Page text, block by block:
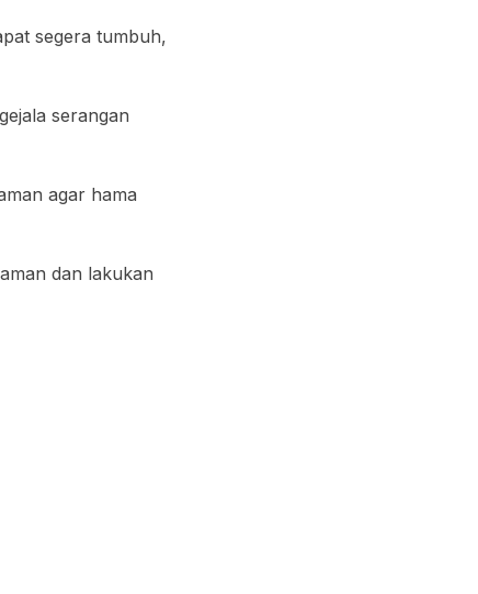
segera tumbuh,
serangan
agar hama
dan lakukan